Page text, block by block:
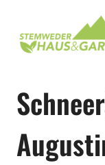
springen